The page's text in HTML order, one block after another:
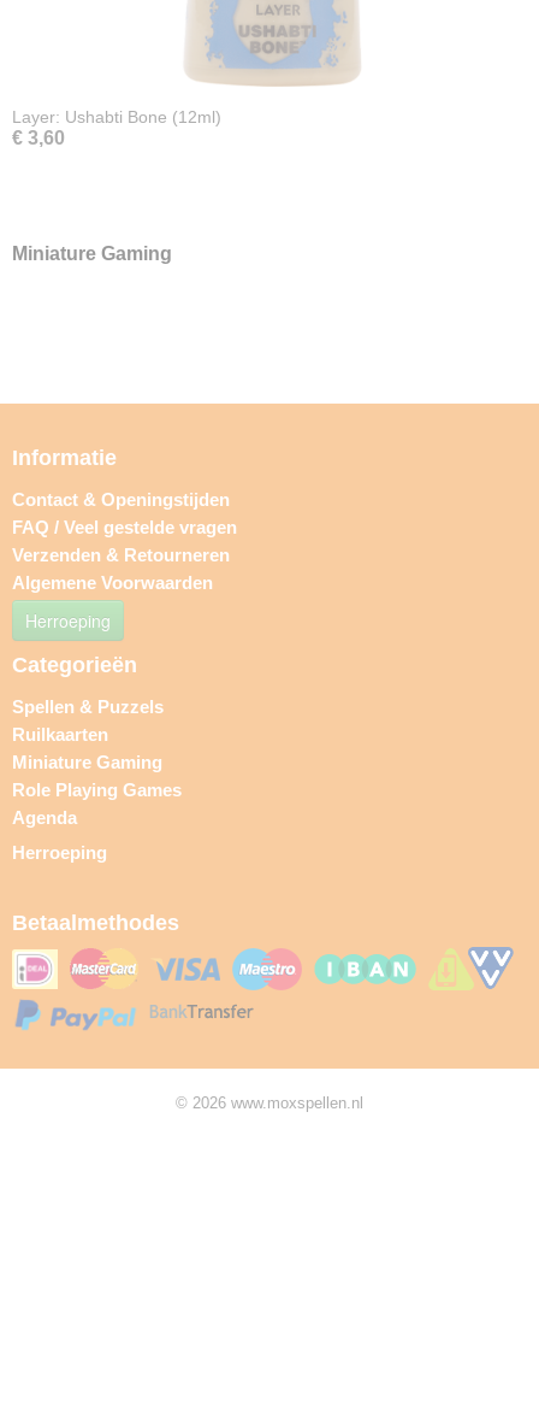
Layer: Ushabti Bone (12ml)
€ 3,60
Miniature Gaming
Informatie
Contact & Openingstijden
FAQ / Veel gestelde vragen
Verzenden & Retourneren
Algemene Voorwaarden
Herroeping
Categorieën
Spellen & Puzzels
Ruilkaarten
Miniature Gaming
Role Playing Games
Agenda
Herroeping
Betaalmethodes
© 2026 www.moxspellen.nl